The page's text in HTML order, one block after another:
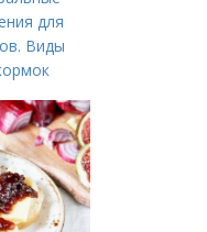
для
Виды